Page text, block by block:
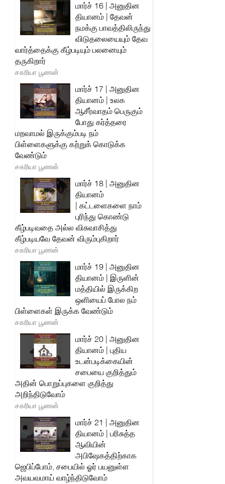
மார்ச் 16 | அனுதின
தியானம் | தேவன்
நமக்கு பாவத்திலிருந்து
விடுதலையையும் தேவ
வார்த்தைக்கு கீழ்படியும் பலனையும்
தருகிறார்
சகரியா பூணன்
மார்ச் 17 | அனுதின
தியானம் | உலக
ஆசீர்வாதம் பெருகும்
போது கர்த்தரை
மறவாமல் இருக்கும்படி நம்
பிள்ளைகளுக்கு கற்றுக் கொடுக்க
வேண்டும்
சகரியா பூணன்
மார்ச் 18 | அனுதின
தியானம்
| கட்டளைகளை நாம்
புரிந்து கொண்டு
கீழ்படிவதை அல்ல விசுவாசித்து
கீழ்படியவே தேவன் விரும்புகிறார்
சகரியா பூணன்
மார்ச் 19 | அனுதின
தியானம் | இருளின்
மத்தியில் இருக்கிற
ஒளியைப் போல நம்
பிள்ளைகள் இருக்க வேண்டும்
சகரியா பூணன்
மார்ச் 20 | அனுதின
தியானம் | புதிய
உடன்படிக்கையின்
சபையை குறித்தும்
அதின் பொறுப்புகளை குறித்து
அறிந்திடுவோம்
சகரியா பூணன்
மார்ச் 21 | அனுதின
தியானம் | பரிசுத்த
ஆவியின்
அபிஷேகத்திற்காக
ஜெபிப்போம், சபையில் ஓர் பயனுள்ள
அவயவமாய் வாழ்ந்திடுவோம்